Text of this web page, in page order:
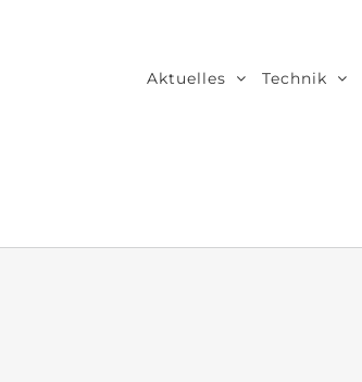
Aktuelles Technik